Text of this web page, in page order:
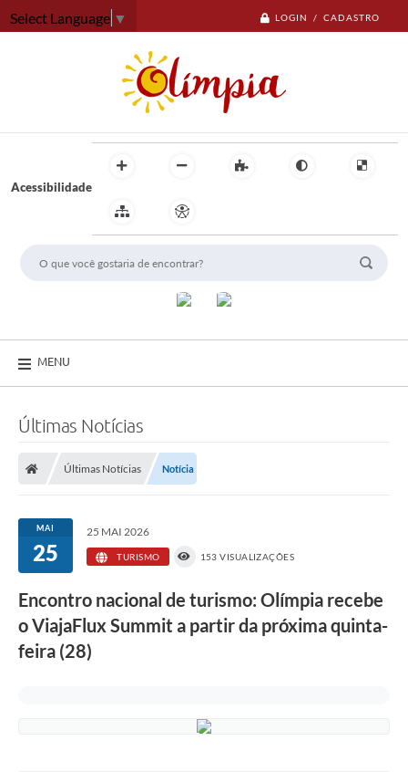
LOGIN / CADASTRO
Select Language ▼
Acessibilidade
MENU
Últimas Notícias
Últimas Notícias Notícia
MAI
25
25 MAI 2026
TURISMO 153 VISUALIZAÇÕES
Encontro nacional de turismo: Olímpia recebe
o ViajaFlux Summit a partir da próxima quinta-
feira (28)